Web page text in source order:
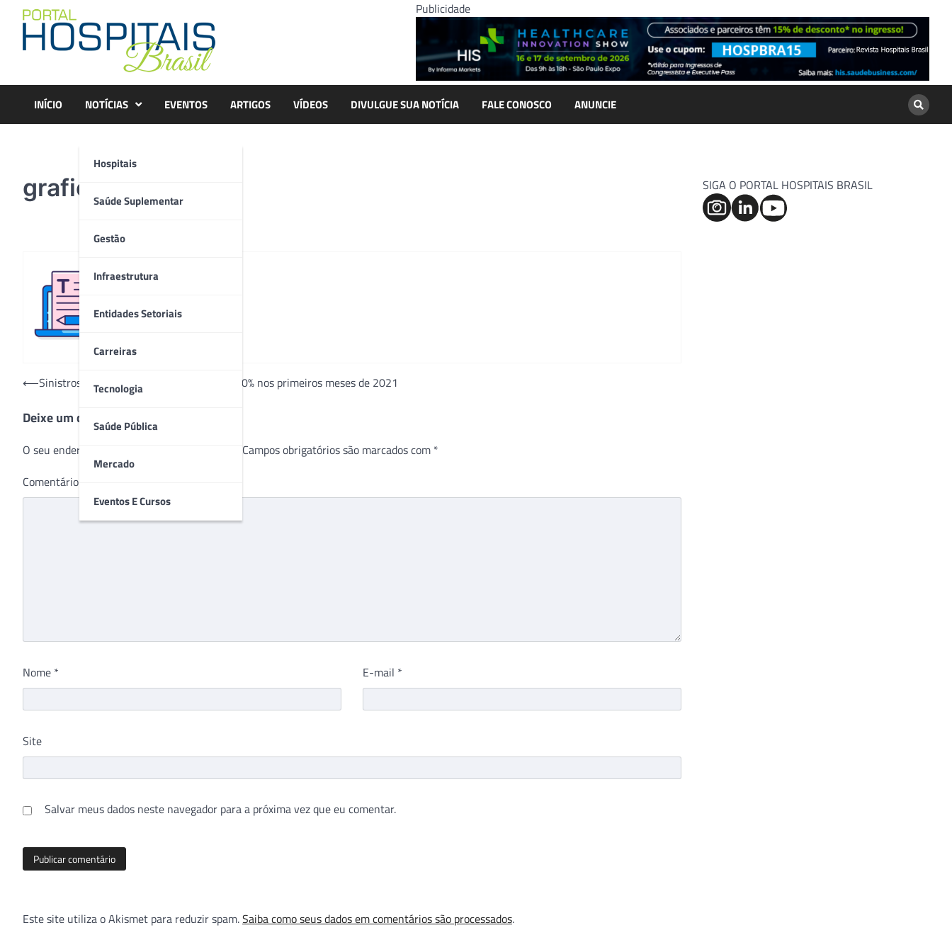
content
Publicidade
INÍCIO NOTÍCIAS
Hospitais
Saúde Suplementar
Gestão
Infraestrutura
Entidades Setoriais
Carreiras
Tecnologia
Saúde Pública
Mercado
Eventos E Cursos
EVENTOS ARTIGOS VÍDEOS DIVULGUE SUA NOTÍCIA FALE CONOSCO ANUNCIE
grafico1
Navegação
Post
⟵Sinistros graves com ciclistas cresceram 30% nos primeiros meses de 2021
Deixe um comentário
O seu endereço de e-mail não será publicado. Campos obrigatórios são marcados com *
Comentário
Nome * E-mail *
Site
Salvar meus dados neste navegador para a próxima vez que eu comentar.
Este site utiliza o Akismet para reduzir spam.Saiba como seus dados em comentários são processados.
SIGA O PORTAL HOSPITAIS BRASIL